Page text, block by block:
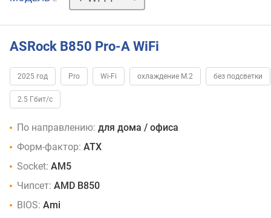
Wi-
ASRock B850 Pro-A WiFi
2025 год Pro Wi-Fi охлаждение M.2 без подсветки
2.5 Гбит/с
По направлению: для дома / офиса
Форм-фактор: ATX
Socket: AM5
Чипсет: AMD B850
BIOS: Ami